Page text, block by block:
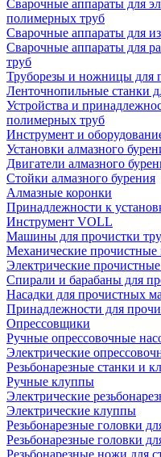
Сварочные аппараты для
полимерных труб
Сварочные аппараты для
Сварочные аппараты для
труб
Труборезы и ножницы для
Ленточнопильные станки
Устройства и
полимерных труб
Инструмент и
Установки алмазного
Двигатели алмазного
Стойки алмазного бурения
Алмазные коронки
Принадлежности к
Инструмент VOLL
Машины для прочистки
Механические
Электрические
Спирали и барабаны для
Насадки для прочистных
Принадлежности для
Опрессовщики
Ручные опрессовочные
Электрические
Резьбонарезные станки и
Ручные клуппы
Электрические
Электрические клуппы
Резьбонарезные головки
Резьбонарезные головки
Резьбонарезные ножи для